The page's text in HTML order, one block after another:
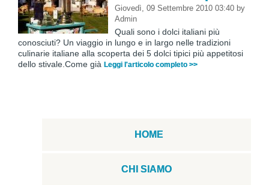
Giovedì, 09 Settembre 2010 03:40 by
Admin
Quali sono i dolci italiani più
conosciuti? Un viaggio in lungo e in largo nelle tradizioni
culinarie italiane alla scoperta dei 5 dolci tipici più appetitosi
dello stivale.Come già Leggi l'articolo completo >>
HOME
CHI SIAMO